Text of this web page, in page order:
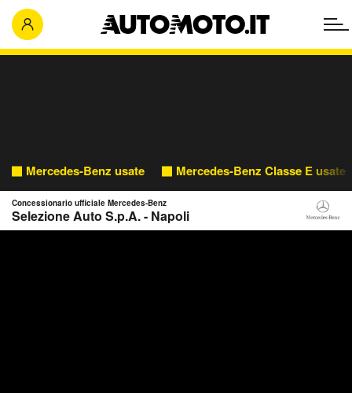
Mercedes-Benz usate Mercedes-Benz Classe E usate
Concessionario ufficiale Mercedes-Benz
Selezione Auto S.p.A. - Napoli